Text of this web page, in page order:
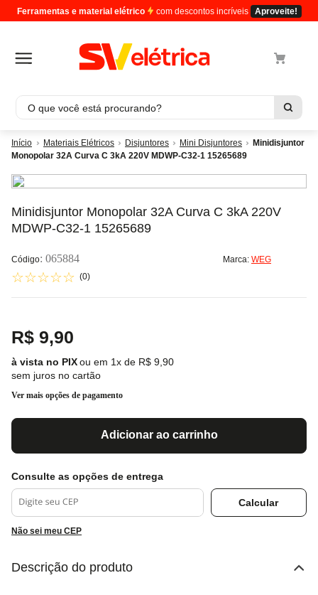
Ferramentas e material elétrico com descontos incríveis Aproveite!
O que você está procurando?
Materiais Elétricos Disjuntores Mini Disjuntores
Minidisjuntor
Monopolar 32A Curva C 3kA 220V MDWP-C32-1 15265689
Minidisjuntor Monopolar 32A Curva C 3kA 220V
MDWP-C32-1 15265689
: 065884 Marca: WEG
☆☆☆☆☆ (0)
R$ 9,90
ou em 1x de R$ 9 90
sem juros no cartão
Ver mais opções de pagamento
Adicionar ao carrinho
Não sei meu CEP
Descrição do produto
Termos mais buscados
2º luminaria
3º tomada
4º 4
eletroduto